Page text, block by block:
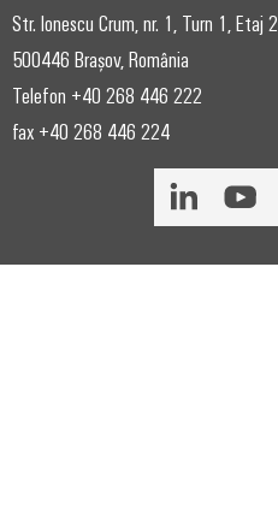
Str. Ionescu Crum, nr. 1, Turn 1, Etaj 2
500446 Brașov, România
Telefon +40 268 446 222
fax +40 268 446 224